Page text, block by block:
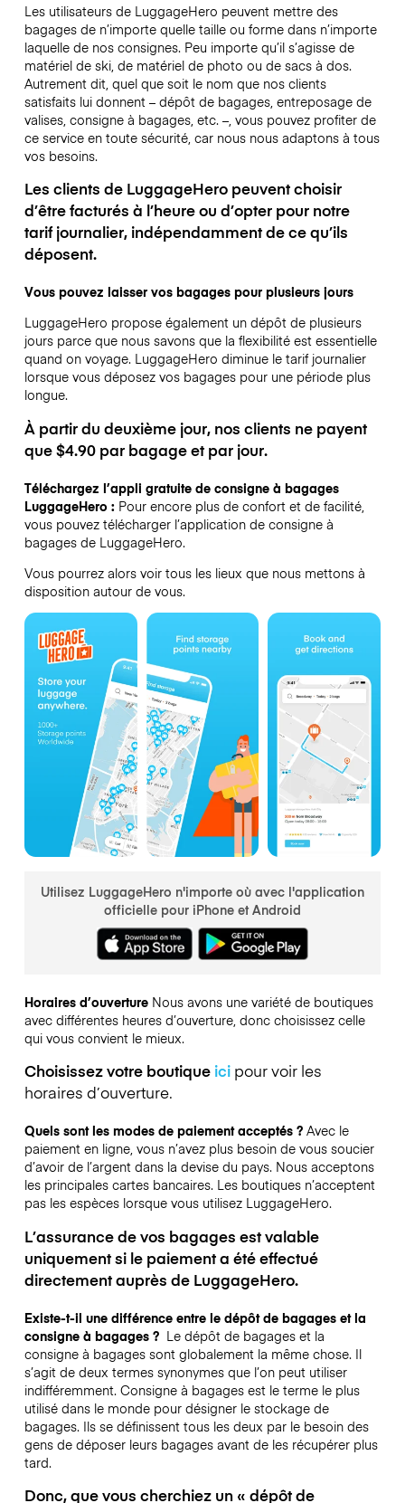
Les utilisateurs de LuggageHero peuvent mettre des
bagages de n’importe quelle taille ou forme dans n’importe
laquelle de nos consignes. Peu importe qu’il s’agisse de
matériel de ski, de matériel de photo ou de sacs à dos.
Autrement dit, quel que soit le nom que nos clients
satisfaits lui donnent – dépôt de bagages, entreposage de
valises, consigne à bagages, etc. –, vous pouvez profiter de
ce service en toute sécurité, car nous nous adaptons à tous
vos besoins.
Les clients de LuggageHero peuvent choisir
d’être facturés à l’heure ou d’opter pour notre
tarif journalier, indépendamment de ce qu’ils
déposent.
Vous pouvez laisser vos bagages pour plusieurs jours
LuggageHero propose également un dépôt de plusieurs
jours parce que nous savons que la flexibilité est essentielle
quand on voyage. LuggageHero diminue le tarif journalier
lorsque vous déposez vos bagages pour une période plus
longue.
À partir du deuxième jour, nos clients ne payent
que $4.90 par bagage et par jour.
Téléchargez l’appli gratuite de consigne à bagages
LuggageHero :Pour encore plus de confort et de facilité,
vous pouvez télécharger l’application de consigne à
bagages de LuggageHero.
Vous pourrez alors voir tous les lieux que nous mettons à
disposition autour de vous.
Utilisez LuggageHero n'importe où avec l'application
officielle pour iPhone et Android
Horaires d’ouverture Nous avons une variété de boutiques
avec différentes heures d’ouverture, donc choisissez celle
qui vous convient le mieux.
Choisissez votre boutique icipour voir les
horaires d’ouverture.
Quels sont les modes de paiement acceptés ? Avec le
paiement en ligne, vous n’avez plus besoin de vous soucier
d’avoir de l’argent dans la devise du pays. Nous acceptons
les principales cartes bancaires. Les boutiques n’acceptent
pas les espèces lorsque vous utilisez LuggageHero.
L’assurance de vos bagages est valable
uniquement si le paiement a été effectué
directement auprès de LuggageHero.
Existe-t-il une différence entre le dépôt de bagages et la
consigne à bagages ? Le dépôt de bagages et la
consigne à bagages sont globalement la même chose. Il
s’agit de deux termes synonymes que l’on peut utiliser
indifféremment. Consigne à bagages est le terme le plus
utilisé dans le monde pour désigner le stockage de
bagages. Ils se définissent tous les deux par le besoin des
gens de déposer leurs bagages avant de les récupérer plus
tard.
Donc, que vous cherchiez un « dépôt de